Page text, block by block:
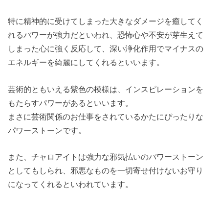
特に精神的に受けてしまった大きなダメージを癒してく
れるパワーが強力だといわれ、恐怖心や不安が芽生えて
しまった心に強く反応して、深い浄化作用でマイナスの
エネルギーを綺麗にしてくれるといいます。
芸術的ともいえる紫色の模様は、インスピレーションを
もたらすパワーがあるといいます。
まさに芸術関係のお仕事をされているかたにぴったりな
パワーストーンです。
また、チャロアイトは強力な邪気払いのパワーストーン
としてもしられ、邪悪なものを一切寄せ付けないお守り
になってくれるといわれています。